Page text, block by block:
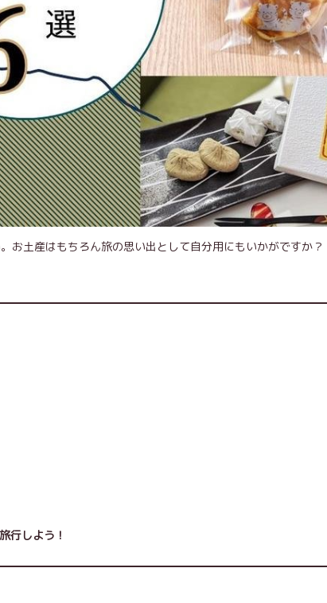
お土産はもちろん旅の思い出として自分用にもいかがですか？
行しよう！